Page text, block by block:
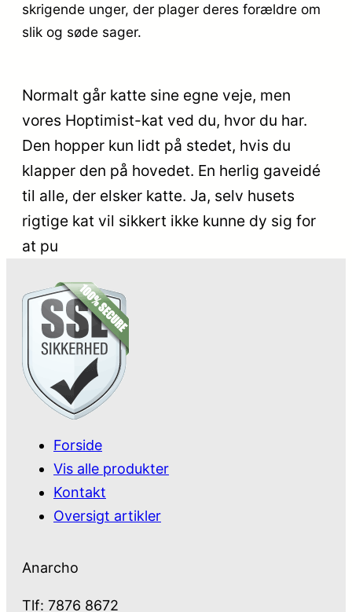
skrigende unger, der plager deres forældre om
slik og søde sager.
Normalt går katte sine egne veje, men
vores Hoptimist-kat ved du, hvor du har.
Den hopper kun lidt på stedet, hvis du
klapper den på hovedet. En herlig gaveidé
til alle, der elsker katte. Ja, selv husets
rigtige kat vil sikkert ikke kunne dy sig for
at pu
Forside
Vis alle produkter
Kontakt
Oversigt artikler
Anarcho
Tlf: 7876 8672